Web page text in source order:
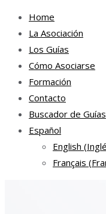
Home
La Asociación
Los Guías
Cómo Asociarse
Formación
Contacto
Buscador de Guías
Español
English (
Français (